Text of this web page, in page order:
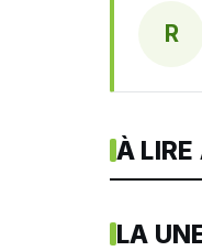
R
À LIRE
LA